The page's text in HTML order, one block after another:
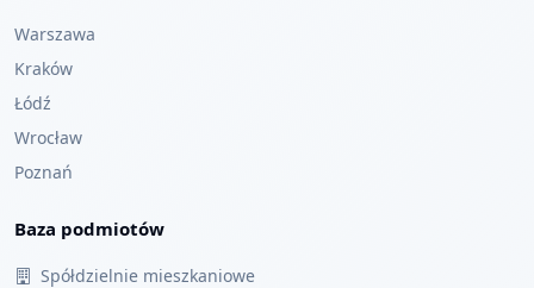
Warszawa
Kraków
Łódź
Wrocław
Poznań
Baza podmiotów
Spółdzielnie mieszkaniowe